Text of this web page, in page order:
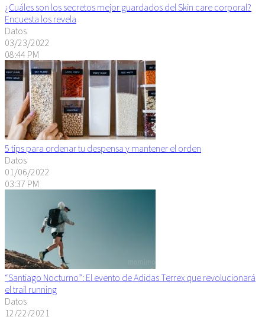
¿Cuáles son los secretos mejor guardados del Skin care corporal?
Encuesta los revela
Datos
03/23/2022
08:44 PM
5 tips para ordenar tu despensa y mantener el orden
Datos
01/06/2022
03:37 PM
“Santiago Nocturno”: El evento de Adidas Terrex que revolucionará
el trail running
Datos
12/22/2021